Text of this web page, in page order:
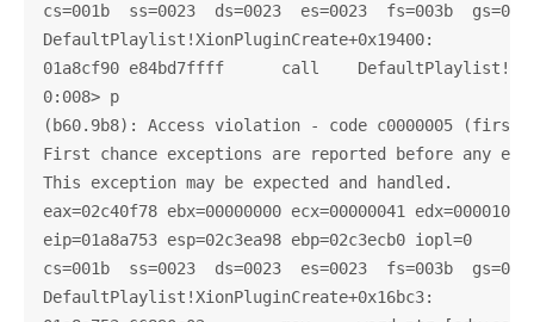
cs=001b  ss=0023  ds=0023  es=0023  fs=003b
DefaultPlaylist!XionPluginCreate+0x19400:
01a8cf90 e84bd7ffff      call
0:008> p
(b60.9b8): Access violation - code c0000005 (first
First chance exceptions are reported before any
This exception may be expected and handled.
eax=02c40f78 ebx=00000000 ecx=00000041
eip=01a8a753 esp=02c3ea98 ebp=02c3ecb0 iopl=0
cs=001b  ss=0023  ds=0023  es=0023  fs=003b
DefaultPlaylist!XionPluginCreate+0x16bc3: